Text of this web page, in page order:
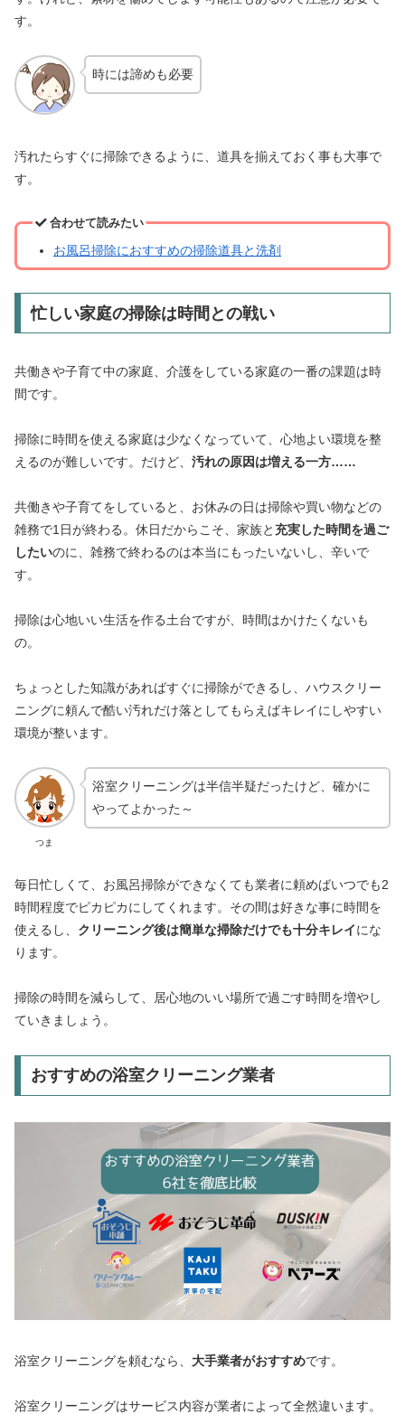
す。
時には諦めも必要
汚れたらすぐに掃除できるように、道具を揃えておく事も大事で
す。
合わせて読みたい
お風呂掃除におすすめの掃除道具と洗剤
忙しい家庭の掃除は時間との戦い
共働きや子育て中の家庭、介護をしている家庭の一番の課題は時
間です。
掃除に時間を使える家庭は少なくなっていて、心地よい環境を整
えるのが難しいです。だけど、 汚れの原因は増える一方……
共働きや子育てをしていると、お休みの日は掃除や買い物などの
雑務で1日が終わる。休日だからこそ、家族と 充実した時間を過ご
したいのに、雑務で終わるのは本当にもったいないし、辛いで
す。
掃除は心地いい生活を作る土台ですが、時間はかけたくないも
の。
ちょっとした知識があればすぐに掃除ができるし、ハウスクリー
ニングに頼んで酷い汚れだけ落としてもらえばキレイにしやすい
環境が整います。
つま
浴室クリーニングは半信半疑だったけど、確かに
やってよかった～
毎日忙しくて、お風呂掃除ができなくても業者に頼めばいつでも2
時間程度でピカピカにしてくれます。その間は好きな事に時間を
使えるし、 クリーニング後は簡単な掃除だけでも十分キレイにな
ります。
掃除の時間を減らして、居心地のいい場所で過ごす時間を増やし
ていきましょう。
おすすめの浴室クリーニング業者
浴室クリーニングを頼むなら、 大手業者がおすすめです。
浴室クリーニングはサービス内容が業者によって全然違います。